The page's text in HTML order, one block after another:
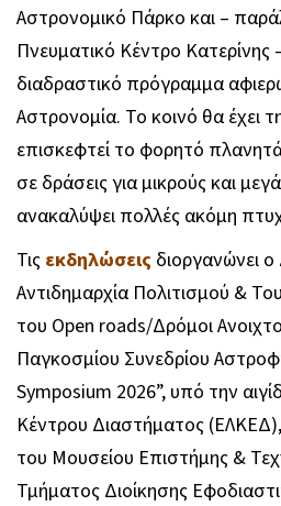
Αστρονομικό Πάρκο και –
Πνευματικό Κέντρο Κατερίνης
διαδραστικό πρόγραμμα
Αστρονομία. Το κοινό θα έχει
επισκεφτεί το φορητό
σε δράσεις για μικρούς και
ανακαλύψει πολλές ακόμη
Τις εκδηλώσεις διοργανώνει
Αντιδημαρχία Πολιτισμού &
του Open roads/Δρόμοι
Παγκοσμίου Συνεδρίου
Symposium 2026”, υπό την
Κέντρου Διαστήματος
του Μουσείου Επιστήμης &
Τμήματος Διοίκησης